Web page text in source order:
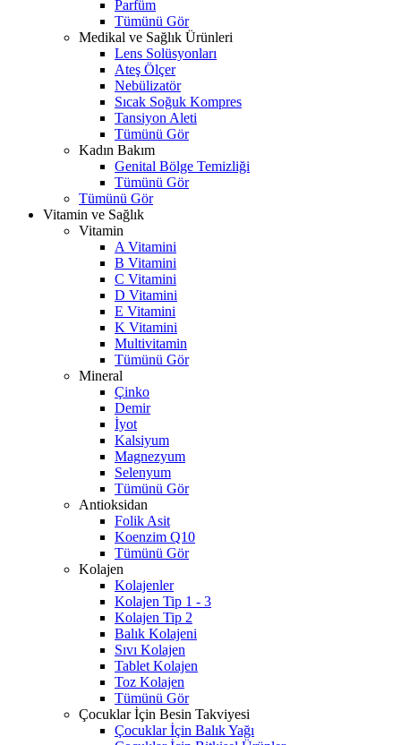
Parfüm
Tümünü Gör
Medikal ve Sağlık Ürünleri
Lens Solüsyonları
Ateş Ölçer
Nebülizatör
Sıcak Soğuk Kompres
Tansiyon Aleti
Tümünü Gör
Kadın Bakım
Genital Bölge Temizliği
Tümünü Gör
Tümünü Gör
Vitamin ve Sağlık
Vitamin
A Vitamini
B Vitamini
C Vitamini
D Vitamini
E Vitamini
K Vitamini
Multivitamin
Tümünü Gör
Mineral
Çinko
Demir
İyot
Kalsiyum
Magnezyum
Selenyum
Tümünü Gör
Antioksidan
Folik Asit
Koenzim Q10
Tümünü Gör
Kolajen
Kolajenler
Kolajen Tip 1 - 3
Kolajen Tip 2
Balık Kolajeni
Sıvı Kolajen
Tablet Kolajen
Toz Kolajen
Tümünü Gör
Çocuklar İçin Besin Takviyesi
Çocuklar İçin Balık Yağı